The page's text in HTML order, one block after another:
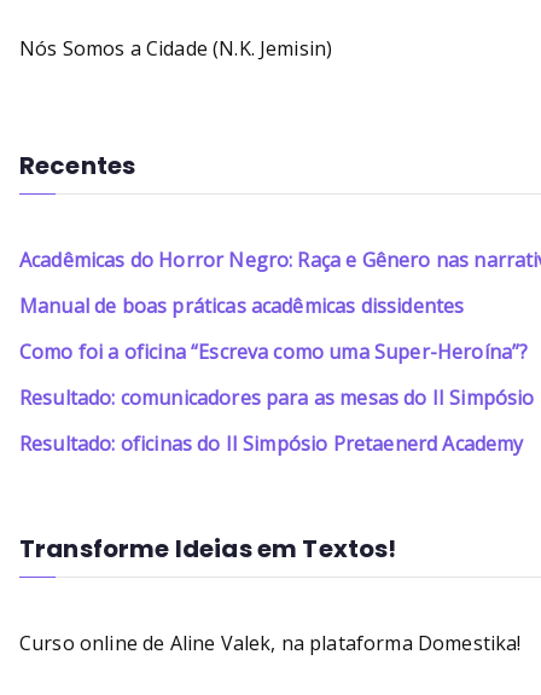
Nós Somos a Cidade (N.K. Jemisin)
Recentes
Acadêmicas do Horror Negro: Raça e Gênero nas
Manual de boas práticas acadêmicas dissidentes
Como foi a oficina “Escreva como uma Super-Heroína”?
Resultado: comunicadores para as mesas do II
Resultado: oficinas do II Simpósio Pretaenerd Academy
Transforme Ideias em Textos!
Curso online de Aline Valek, na plataforma Domestika!